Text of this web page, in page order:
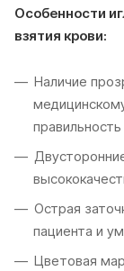
Особенности
взятия крови:
Наличие
Острая
пациента и
Цветовая